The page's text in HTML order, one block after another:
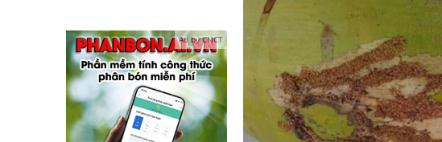
Ad by CNCT